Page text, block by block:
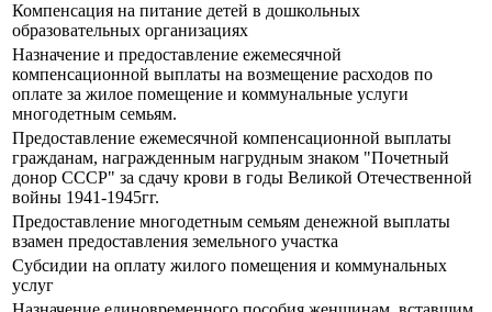
Компенсация на питание детей в дошкольных
образовательных организациях
Назначение и предоставление ежемесячной
компенсационной выплаты на возмещение расходов по
оплате за жилое помещение и коммунальные услуги
многодетным семьям.
Предоставление ежемесячной компенсационной выплаты
гражданам, награжденным нагрудным знаком "Почетный
донор СССР" за сдачу крови в годы Великой Отечественной
войны 1941-1945гг.
Предоставление многодетным семьям денежной выплаты
взамен предоставления земельного участка
Субсидии на оплату жилого помещения и коммунальных
услуг